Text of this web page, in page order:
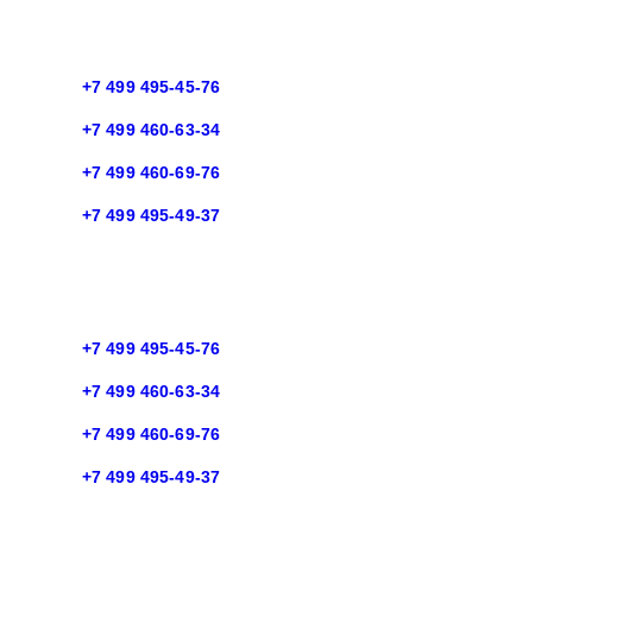
+7 499 495-45-76
+7 499 460-63-34
+7 499 460-69-76
+7 499 495-49-37
+7 499 495-45-76
+7 499 460-63-34
+7 499 460-69-76
+7 499 495-49-37